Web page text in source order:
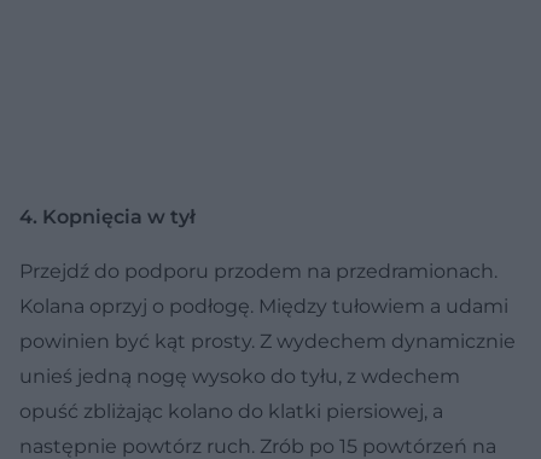
4. Kopnięcia w tył
Przejdź do podporu przodem na przedramionach.
Kolana oprzyj o podłogę. Między tułowiem a udami
powinien być kąt prosty. Z wydechem dynamicznie
unieś jedną nogę wysoko do tyłu, z wdechem
opuść zbliżając kolano do klatki piersiowej, a
następnie powtórz ruch. Zrób po 15 powtórzeń na